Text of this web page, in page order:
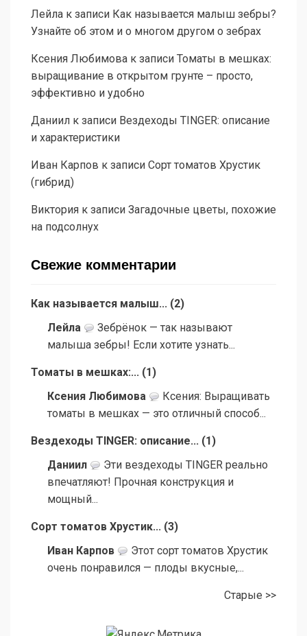
Лейла к записи Как называется малыш зебры?
Узнайте об этом и о многом другом о зебрах
Ксения Любимова к записи Томаты в мешках:
выращивание в открытом грунте – просто,
эффективно и удобно
Даниил к записи Вездеходы TINGER: описание
и характеристики
Иван Карпов к записи Сорт томатов Хрустик
(гибрид)
Виктория к записи Загадочные цветы, похожие
на подсолнух
Свежие комментарии
Как называется малыш... (2)
Лейла
Зебрёнок — так называют
малыша зебры! Если хотите узнать...
Томаты в мешках:... (1 )
Ксения Любимова
Ксения: Выращивать
томаты в мешках — это отличный способ...
Вездеходы TINGER: описание... (1 )
Даниил
Эти вездеходы TINGER реально
впечатляют! Прочная конструкция и
мощный...
Сорт томатов Хрустик... (3)
Иван Карпов
Этот сорт томатов Хрустик
очень понравился — плоды вкусные,...
Старые >>